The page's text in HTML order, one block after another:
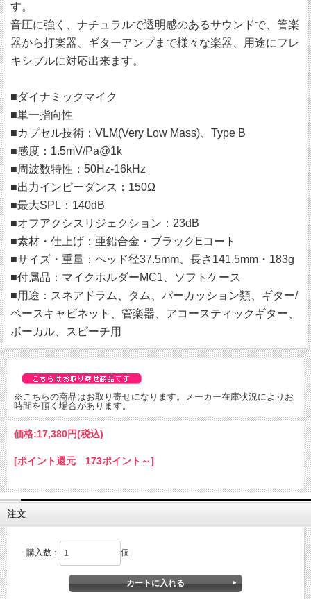
す。
音圧に強く、ナチュラルで透明感のあるサウンドで、管楽
器から打楽器、ギターアンプまで様々な楽器、用途にフレ
キシブルに対応出来ます。
■ダイナミックマイク
■単一指向性
■カプセル技術：VLM(Very Low Mass)、Type B
■感度：1.5mV/Pa@1k
■周波数特性：50Hz-16kHz
■出力インピーダンス：150Ω
■最大SPL：140dB
■オフアクシスリジェクション：23dB
■素材・仕上げ：亜鉛合金・ブラックEコート
■サイズ・重量：ヘッド径37.5mm、長さ141.5mm・183g
■付属品：マイクホルダーMC1、ソフトケース
■用途：スネアドラム、タム、パーカッション類、ギター/
ベースキャビネット、管楽器、アコースティックギター、
ボーカル、スピーチ用
※こちらの商品はお取り寄せになります。メーカー在庫状況によりお
時間を頂く場合があります。
価格:17,380円(税込)
[ポイント還元 173ポイント～]
注文
購入数： 個